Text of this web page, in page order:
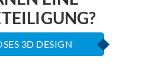
3D DESIGN